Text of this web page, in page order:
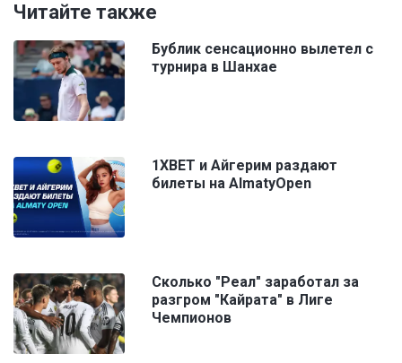
Читайте также
Бублик сенсационно вылетел с
турнира в Шанхае
1XBET и Айгерим раздают
билеты на AlmatyOpen
Сколько "Реал" заработал за
разгром "Кайрата" в Лиге
Чемпионов